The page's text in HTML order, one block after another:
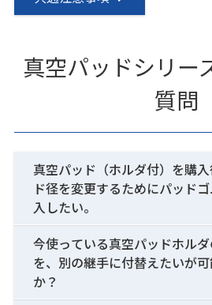
真空パッドシリー
質問
真空パッド（ホルダ付）を購
ド径を変更するためにパッド
入したい。
今使っている真空パッドホル
を、別の継手に付替えたいが
か？